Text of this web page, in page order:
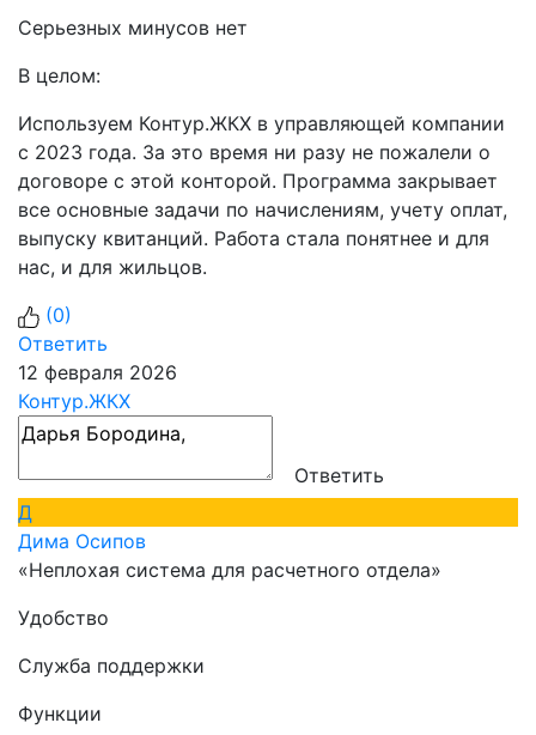
Серьезных минусов нет
В целом:
Используем Контур.ЖКХ в управляющей компании
с 2023 года. За это время ни разу не пожалели о
договоре с этой конторой. Программа закрывает
все основные задачи по начислениям, учету оплат,
выпуску квитанций. Работа стала понятнее и для
нас, и для жильцов.
(0)
Ответить
12 февраля 2026
Контур.ЖКХ
Ответить
Д
Дима Осипов
«Неплохая система для расчетного отдела»
Удобство
Служба поддержки
Функции